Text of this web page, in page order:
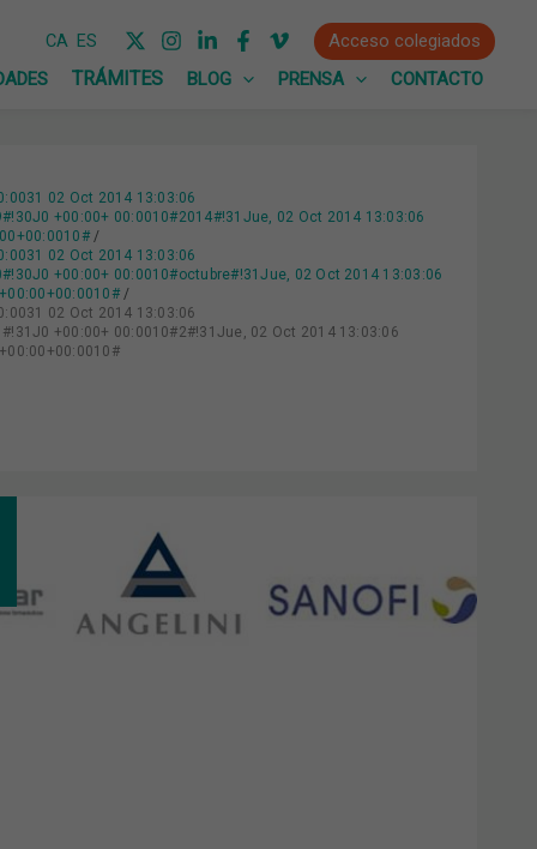
CA ES
Acceso colegiados
BLOG PRENSA CONTACTO
02 Oct 2014 13:03:06
+00:00+ 00:0010#2014#!31Jue, 02 Oct 2014 13:03:06
02 Oct 2014 13:03:06
+00:00+ 00:0010#octubre#!31Jue, 02 Oct 2014 13:03:06
02 Oct 2014 13:03:06
+00:00+ 00:0010#2#!31Jue, 02 Oct 2014 13:03:06